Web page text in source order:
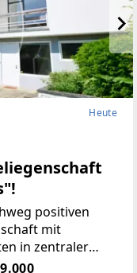
Heute
positiven
mit
in zentraler
mit